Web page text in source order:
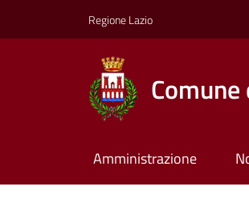
Regione Lazio
Amministrazione